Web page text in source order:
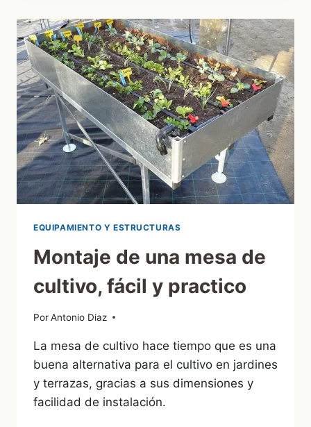
EQUIPAMIENTO Y ESTRUCTURAS
Montaje de una mesa de
cultivo, fácil y practico
PorAntonio Diaz
19/11/2011
La mesa de cultivo hace tiempo que es una
buena alternativa para el cultivo en jardines
y terrazas, gracias a sus dimensiones y
facilidad de instalación.